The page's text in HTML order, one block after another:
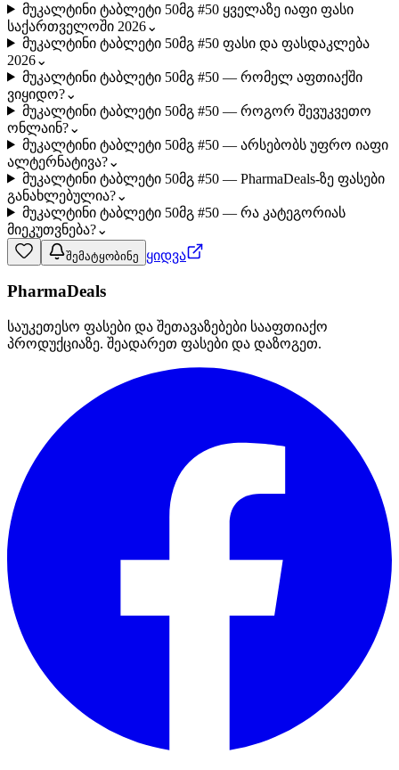
მუკალტინი ტაბლეტი 50მგ #50 ყველაზე იაფი ფასი
საქართველოში 2026⌄
მუკალტინი ტაბლეტი 50მგ #50 ფასი და ფასდაკლება
2026⌄
მუკალტინი ტაბლეტი 50მგ #50 — რომელ აფთიაქში
ვიყიდო?⌄
მუკალტინი ტაბლეტი 50მგ #50 — როგორ შევუკვეთო
ონლაინ?⌄
მუკალტინი ტაბლეტი 50მგ #50 — არსებობს უფრო იაფი
ალტერნატივა?⌄
მუკალტინი ტაბლეტი 50მგ #50 — PharmaDeals-ზე ფასები
განახლებულია?⌄
მუკალტინი ტაბლეტი 50მგ #50 — რა კატეგორიას
მიეკუთვნება?⌄
შემატყობინე ყიდვა
PharmaDeals
საუკეთესო ფასები და შეთავაზებები სააფთიაქო
პროდუქციაზე. შეადარეთ ფასები და დაზოგეთ.